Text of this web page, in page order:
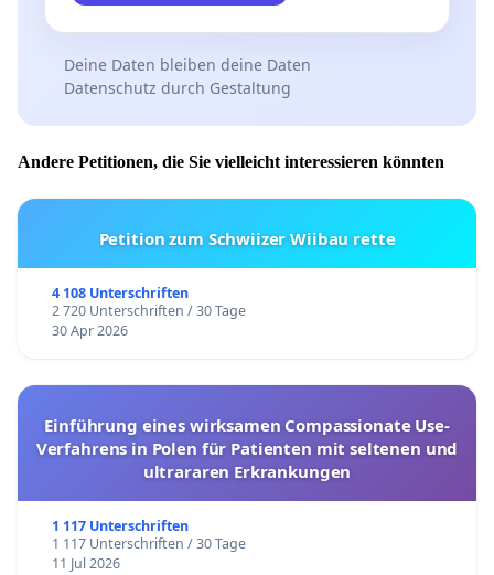
Deine Daten bleiben deine Daten
Datenschutz durch Gestaltung
Andere Petitionen, die Sie vielleicht interessieren könnten
Petition zum Schwiizer Wiibau rette
4 108 Unterschriften
2 720 Unterschriften / 30 Tage
30 Apr 2026
Einführung eines wirksamen Compassionate Use-
Verfahrens in Polen für Patienten mit seltenen und
ultrararen Erkrankungen
1 117 Unterschriften
1 117 Unterschriften / 30 Tage
11 Jul 2026